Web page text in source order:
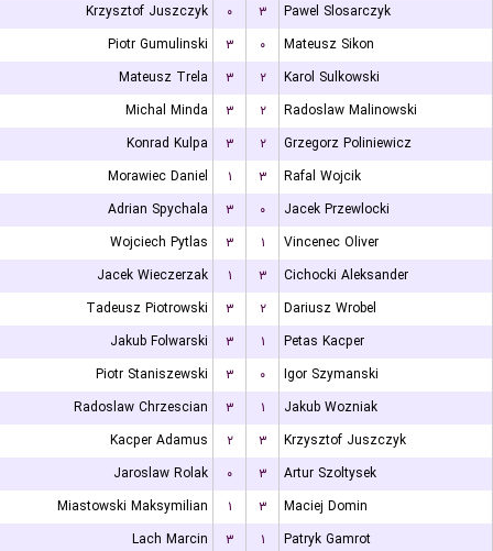
Krzysztof Juszczyk
۰ ۳
Pawel Slosarczyk
Piotr Gumulinski
۳ ۰
Mateusz Sikon
Mateusz Trela
۳ ۲
Karol Sulkowski
Michal Minda
۳ ۲
Radoslaw Malinowski
Konrad Kulpa
۳ ۲
Grzegorz Poliniewicz
Morawiec Daniel
۱ ۳
Rafal Wojcik
Adrian Spychala
۳ ۰
Jacek Przewlocki
Wojciech Pytlas
۳ ۱
Vincenec Oliver
Jacek Wieczerzak
۱ ۳
Cichocki Aleksander
Tadeusz Piotrowski
۳ ۲
Dariusz Wrobel
Jakub Folwarski
۳ ۱
Petas Kacper
Piotr Staniszewski
۳ ۰
Igor Szymanski
Radoslaw Chrzescian
۳ ۱
Jakub Wozniak
Kacper Adamus
۲ ۳
Krzysztof Juszczyk
Jaroslaw Rolak
۰ ۳
Artur Szoltysek
Miastowski Maksymilian
۱ ۳
Maciej Domin
Lach Marcin
۳ ۱
Patryk Gamrot